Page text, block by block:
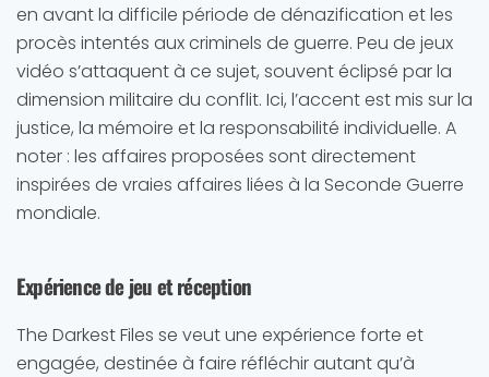
en avant la difficile période de dénazification et les
procès intentés aux criminels de guerre. Peu de jeux
vidéo s’attaquent à ce sujet, souvent éclipsé par la
dimension militaire du conflit. Ici, l’accent est mis sur la
justice, la mémoire et la responsabilité individuelle. A
noter : les affaires proposées sont directement
inspirées de vraies affaires liées à la Seconde Guerre
mondiale.
Expérience de jeu et réception
The Darkest Files se veut une expérience forte et
engagée, destinée à faire réfléchir autant qu’à